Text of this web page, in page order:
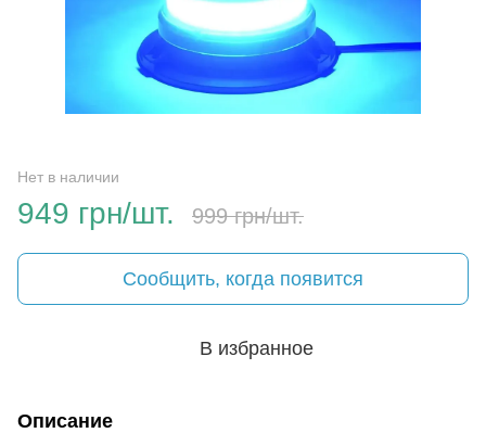
Нет в наличии
949 грн/шт. 999 грн/шт.
Сообщить, когда появится
В избранное
Описание